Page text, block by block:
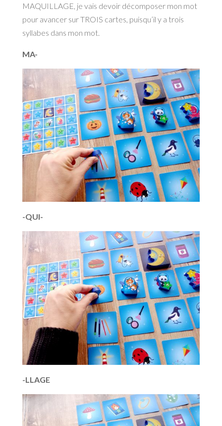
MAQUILLAGE, je vais devoir décomposer mon mot
pour avancer sur TROIS cartes, puisqu’il y a trois
syllabes dans mon mot.
MA-
-QUI-
-LLAGE